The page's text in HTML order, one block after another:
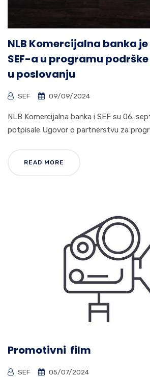
NLB Komercijalna banka
SEF-a u programu
u poslovanju
SEF 09/09/2024
NLB Komercijalna banka i SEF su 06.
potpisale Ugovor o partnerstvu za
READ MORE
Promotivni film
SEF 05/07/2024